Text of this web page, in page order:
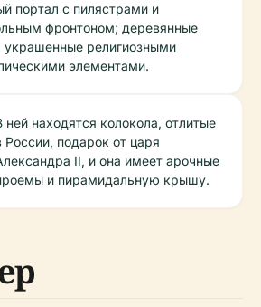
портал с пилястрами и
фронтоном; деревянные
украшенные религиозными
элементами.
ней находятся колокола, отлитые
России, подарок от царя
II, и она имеет арочные
и пирамидальную крышу.